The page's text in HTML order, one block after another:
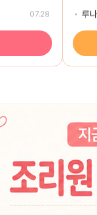
07.27 시